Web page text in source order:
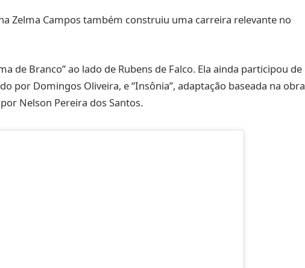
Zelma Campos também construiu uma carreira relevante no
de Branco” ao lado de Rubens de Falco. Ela ainda participou de
por Domingos Oliveira, e “Insônia”, adaptação baseada na obra
Nelson Pereira dos Santos.